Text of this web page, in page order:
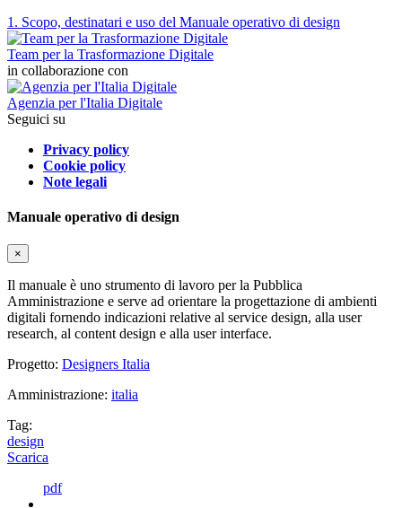
1. Scopo, destinatari e uso del Manuale operativo di design
Team per la Trasformazione Digitale
in collaborazione con
Agenzia per l'Italia Digitale
Seguici su
Privacy policy
Cookie policy
Note legali
Manuale operativo di design
×
Il manuale è uno strumento di lavoro per la Pubblica
Amministrazione e serve ad orientare la progettazione di ambienti
digitali fornendo indicazioni relative al service design, alla user
research, al content design e alla user interface.
Progetto: Designers Italia
Amministrazione: italia
Tag:
design
Scarica
pdf